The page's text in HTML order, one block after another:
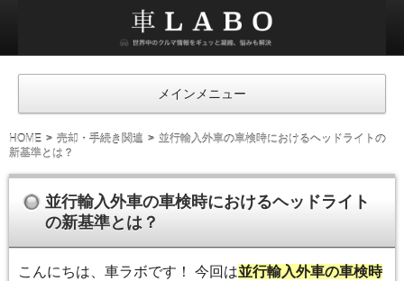
ラ
ボ
メインメニュー
HOME 売却・手続き関連
並行輸入外車の車検時におけるヘッドライトの
新基準とは？
並行輸入外車の車検時におけるヘッドライト
の新基準とは？
こんにちは、車ラボです！ 今回は並行輸入外車の車検時